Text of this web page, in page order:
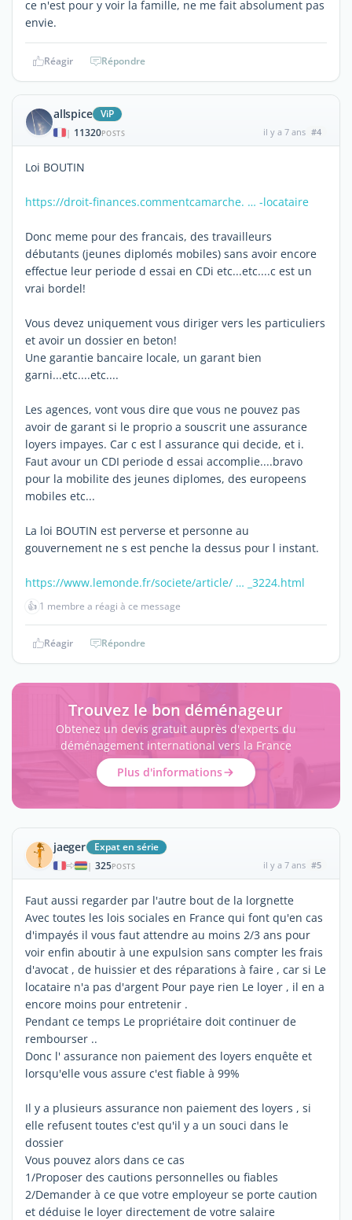
ce n'est pour y voir la famille, ne me fait absolument pas
envie.
Réagir Répondre
allspice ViP
| 11320POSTS il y a 7 ans #4
Loi BOUTIN
https://droit-finances.commentcamarche. … -locataire
Donc meme pour des francais, des travailleurs
débutants (jeunes diplomés mobiles) sans avoir encore
effectue leur periode d essai en CDi etc...etc....c est un
vrai bordel!
Vous devez uniquement vous diriger vers les particuliers
et avoir un dossier en beton!
Une garantie bancaire locale, un garant bien
garni...etc....etc....
Les agences, vont vous dire que vous ne pouvez pas
avoir de garant si le proprio a souscrit une assurance
loyers impayes. Car c est l assurance qui decide, et i.
Faut avour un CDI periode d essai accomplie....bravo
pour la mobilite des jeunes diplomes, des europeens
mobiles etc...
La loi BOUTIN est perverse et personne au
gouvernement ne s est penche la dessus pour l instant.
https://www.lemonde.fr/societe/article/ … _3224.html
👍 1 membre a réagi à ce message
Réagir Répondre
Trouvez le bon déménageur
Obtenez un devis gratuit auprès d'experts du
déménagement international vers la France
Plus d'informations
jaeger Expat en série
| 325POSTS il y a 7 ans #5
Faut aussi regarder par l'autre bout de la lorgnette
Avec toutes les lois sociales en France qui font qu'en cas
d'impayés il vous faut attendre au moins 2/3 ans pour
voir enfin aboutir à une expulsion sans compter les frais
d'avocat , de huissier et des réparations à faire , car si Le
locataire n'a pas d'argent Pour paye rien Le loyer , il en a
encore moins pour entretenir .
Pendant ce temps Le propriétaire doit continuer de
rembourser ..
Donc l' assurance non paiement des loyers enquête et
lorsqu'elle vous assure c'est fiable à 99%
Il y a plusieurs assurance non paiement des loyers , si
elle refusent toutes c'est qu'il y a un souci dans le
dossier
Vous pouvez alors dans ce cas
1/Proposer des cautions personnelles ou fiables
2/Demander à ce que votre employeur se porte caution
et déduise le loyer directement de votre salaire